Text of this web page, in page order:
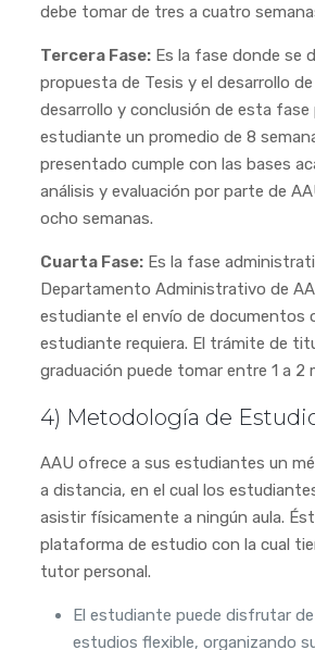
debe tomar de tres a cuatro
Tercera Fase:Es la fase donde se
propuesta de Tesis y el desarrollo de
desarrollo y conclusión de esta fase
estudiante un promedio de 8
presentado cumple con las bases
análisis y evaluación por parte de
ocho semanas.
Cuarta Fase:Es la fase
Departamento Administrativo de
estudiante el envío de documentos
estudiante requiera. El trámite de
graduación puede tomar entre 1 a 2
4) Metodología de
AAU ofrece a sus estudiantes un
a distancia, en el cual los
asistir físicamente a ningún aula.
plataforma de estudio con la cual
tutor personal.
El estudiante puede disfrutar
estudios flexible, organizando